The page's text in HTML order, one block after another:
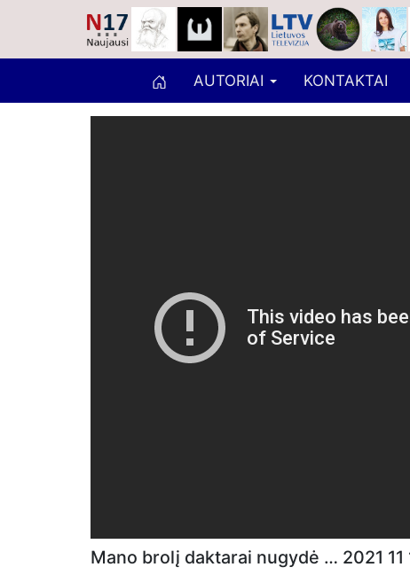
AUTORIAI KONTAKTAI
Mano brolį daktarai nugydė … 2021